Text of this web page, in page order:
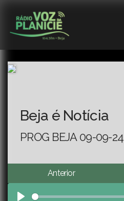
Beja é Notícia
PROG BEJA 09-09-24
Anterior